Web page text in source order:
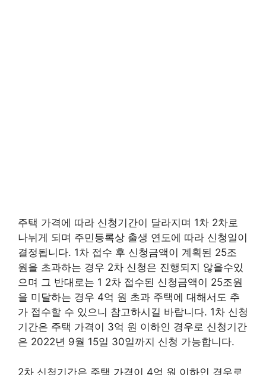
주택 가격에 따라 신청기간이 달라지며 1차 2차로
나뉘게 되며 주민등록상 출생 연도에 따라 신청일이
결정됩니다. 1차 접수 후 신청금액이 계획된 25조
원을 초과하는 경우 2차 신청은 진행되지 않을수있
으며 그 반대로는 1 2차 접수된 신청금액이 25조원
을 미달하는 경우 4억 원 초과 주택에 대해서도 추
가 접수할 수 있으니 참고하시길 바랍니다. 1차 신청
기간은 주택 가격이 3억 원 이하인 경우로 신청기간
은 2022년 9월 15일 30일까지 신청 가능합니다.
2차 신청기간은 주택 가격이 4억 원 이하인 경우로